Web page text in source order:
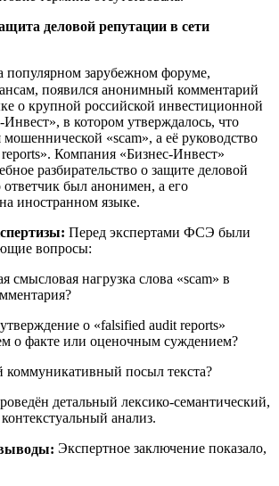
деловой репутации в сети
популярном зарубежном форуме,
появился анонимный комментарий
о крупной российской инвестиционной
в котором утверждалось, что
мошеннической «scam», а её руководство
Компания «Бизнес-Инвест»
разбирательство о защите деловой
ответчик был анонимен, а его
иностранном языке.
Перед экспертами ФСЭ были
вопросы:
смысловая нагрузка слова «scam» в
о «falsified audit reports»
о факте или оценочным суждением?
посыл текста?
детальный лексико-семантический,
анализ.
Экспертное заключение показало,